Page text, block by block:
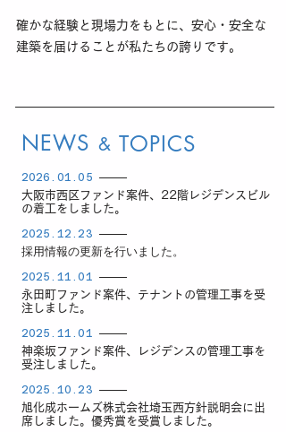
確かな経験と現場力をもとに、安心・安全な
建築を届けることが私たちの誇りです。
NEWS & TOPICS
2026.01.05
大阪市西区ファンド案件、22階レジデンスビル
の着工をしました。
2025.12.23
​採用情報の更新を行いました。
2025.11.01
永田町ファンド案件、テナントの管理工事を受
注しました。
2025.11.01
神楽坂ファンド案件、レジデンスの管理工事を
受注しました。
2025.10.23
旭化成ホームズ株式会社埼玉西方針説明会に出
席しました。優秀賞を受賞しました。